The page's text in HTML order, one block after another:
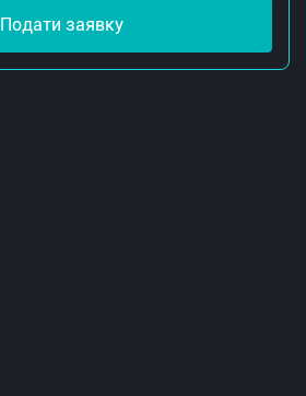
Подати заявку